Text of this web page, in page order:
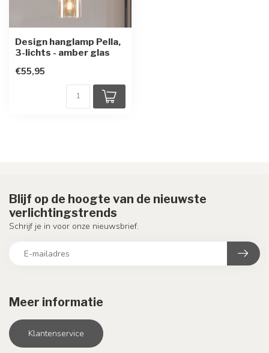
Design hanglamp Pella,
3-lichts - amber glas
€55,95
Meer informatie
Klantenservice
Blijf op de hoogte van de nieuwste
verlichtingstrends
Schrijf je in voor onze nieuwsbrief.